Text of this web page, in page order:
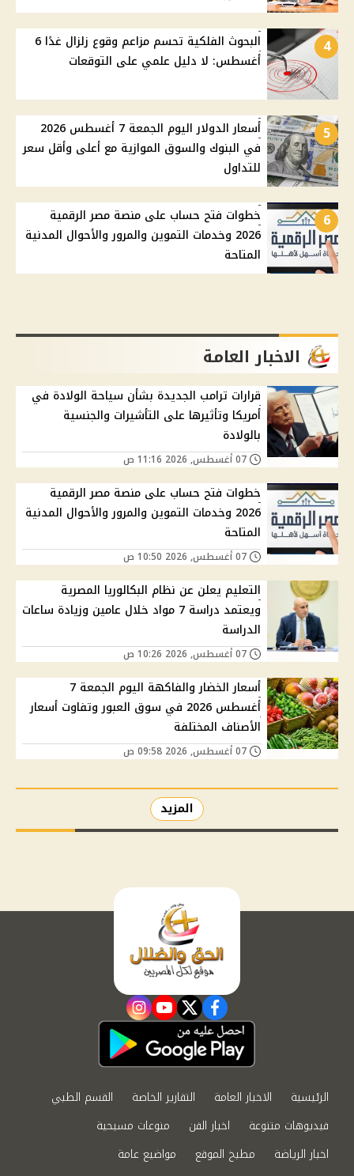
4
البحوث الفلكية تحسم مزاعم وقوع زلزال غدًا 6
أغسطس: لا دليل علمي على التوقعات
5
أسعار الدولار اليوم الجمعة 7 أغسطس 2026
في البنوك والسوق الموازية مع أعلى وأقل سعر
للتداول
6
خطوات فتح حساب على منصة مصر الرقمية
2026 وخدمات التموين والمرور والأحوال المدنية
المتاحة
الاخبار العامة
قرارات ترامب الجديدة بشأن سياحة الولادة في
أمريكا وتأثيرها على التأشيرات والجنسية
بالولادة
خطوات فتح حساب على منصة مصر الرقمية
2026 وخدمات التموين والمرور والأحوال المدنية
المتاحة
التعليم يعلن عن نظام البكالوريا المصرية
ويعتمد دراسة 7 مواد خلال عامين وزيادة ساعات
الدراسة
أسعار الخضار والفاكهة اليوم الجمعة 7
أغسطس 2026 في سوق العبور وتفاوت أسعار
الأصناف المختلفة
المزيد
facebook
twitter
youtube
instagram
الرئيسية الاخبار العامة التقارير الخاصة
القسم الطبي
فيديوهات متنوعة
اخبار الفن
منوعات مسيحية
اخبار الرياضة
مطبخ الموقع
مواضيع عامة